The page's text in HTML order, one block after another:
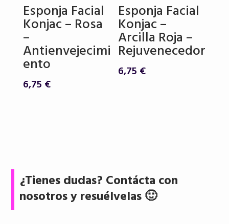
Esponja Facial
Konjac – Rosa
–
Antienvejecimi
ento
6,75 €
Esponja Facial
Konjac –
Arcilla Roja –
Rejuvenecedor
6,75 €
¿Tienes dudas? Contácta con
nosotros y resuélvelas 🙂